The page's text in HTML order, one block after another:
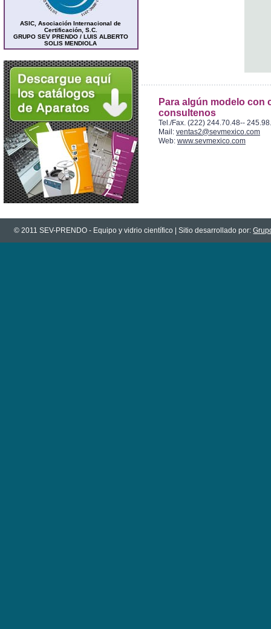
ASIC, Asociación Internacional de
Certificación, S.C.
GRUPO SEV PRENDO / LUIS ALBERTO
SOLIS MENDIOLA
Para algún modelo con
consultenos
Tel./Fax. (222) 244.70.48--
Mail: ventas2@sevmexico.com
Web: www.sevmexico.com
© 2011 SEV-PRENDO - Equipo y vidrio científico | Sitio desarrollado por: